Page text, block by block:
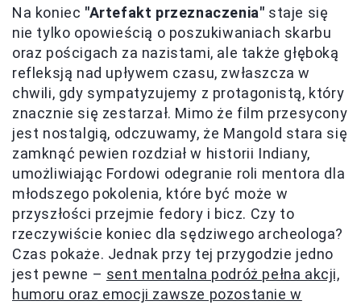
Na koniec "Artefakt przeznaczenia" staje się
nie tylko opowieścią o poszukiwaniach skarbu
oraz pościgach za nazistami, ale także głęboką
refleksją nad upływem czasu, zwłaszcza w
chwili, gdy sympatyzujemy z protagonistą, który
znacznie się zestarzał. Mimo że film przesycony
jest nostalgią, odczuwamy, że Mangold stara się
zamknąć pewien rozdział w historii Indiany,
umożliwiając Fordowi odegranie roli mentora dla
młodszego pokolenia, które być może w
przyszłości przejmie fedory i bicz. Czy to
rzeczywiście koniec dla sędziwego archeologa?
Czas pokaże. Jednak przy tej przygodzie jedno
jest pewne – sent mentalna podróż pełna akcji,
humoru oraz emocji zawsze pozostanie w